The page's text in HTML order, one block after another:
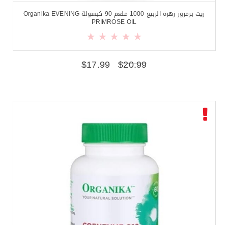
زيت برمروز زهرة الربيع 1000 ملغم 90 كبسولة Organika EVENING
PRIMROSE OIL
$20.99
$17.99